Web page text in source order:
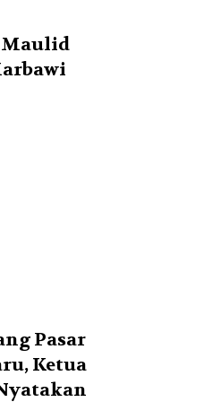
Maulid
Pasar
Ketua